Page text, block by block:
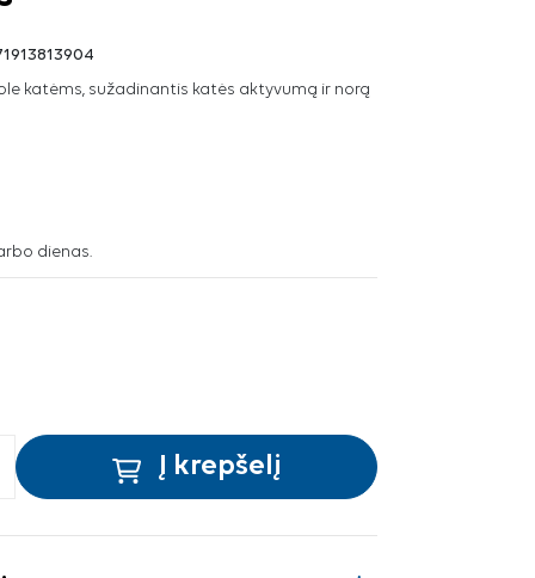
katėms, sužadinantis katės aktyvumą ir norą
dienas.
Į krepšelį